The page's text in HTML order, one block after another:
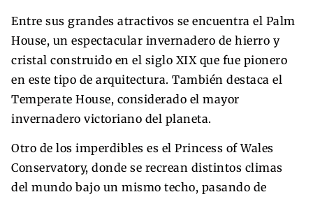
Entre sus grandes atractivos se encuentra el Palm
House, un espectacular invernadero de hierro y
cristal construido en el siglo XIX que fue pionero
en este tipo de arquitectura. También destaca el
Temperate House, considerado el mayor
invernadero victoriano del planeta.
Otro de los imperdibles es el Princess of Wales
Conservatory, donde se recrean distintos climas
del mundo bajo un mismo techo, pasando de